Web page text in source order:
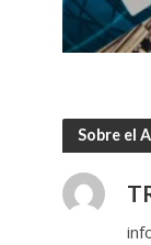
Sobre el